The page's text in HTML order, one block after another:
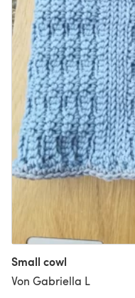
Small cowl
Von Gabriella L